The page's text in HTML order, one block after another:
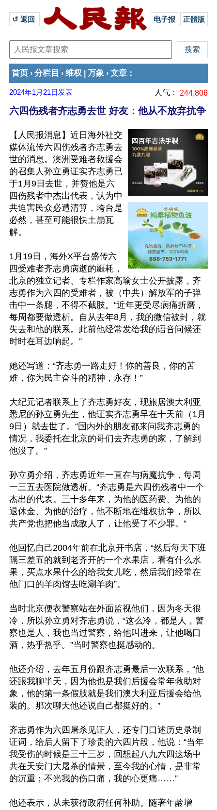
↺ 返回 电子报 正體版
首页 › 分栏目 › 维权 万象 › 文章 ：
2024年1月21日 发表 人气： 244,806
六四伤残者齐志勇去世 好友：他从不放弃抗争
【人民报消息】近日海外社交
媒体流传六四伤残者齐志勇去
世的消息。澳洲受难者救援会
的召集人孙立勇证实齐志勇已
于1月9日去世，并赞他是六
四伤残者中杰出代表，认为中
共迫害民众必遭清算，垮台是
必然，甚至可能很快土崩瓦
解。
1月19日，海外X平台盛传六
四受难者齐志勇病逝的噩耗，
北京的独立记者、专栏作家高瑜女士公开披露，齐
志勇作为六四的受难者，被（中共）解放军的子弹
击中一条腿，不得不截肢。“近年更受尽病痛折磨，
每周都要做透析。自从去年8月，我的微信被封，就
失去和他的联系。此前他经常发给我的语音问候还
时时在耳边响起。”
她还写道：“齐志勇一路走好！你的善良，你的苦
难，你为民主奋斗的精神，永存！”
大纪元记者联系上了齐志勇好友，现旅居澳大利亚
悉尼的孙立勇先生，他证实齐志勇早在十天前（1月
9日）就去世了。“国内外的朋友都来问我齐志勇的
情况，我委托在北京的哥们去齐志勇的家，了解到
他没了。”
孙立勇介绍，齐志勇近年一直在与病魔抗争，每周
一三五去医院做透析。“齐志勇是六四伤残者中一个
杰出的代表。三十多年来，为他的医药费、为他的
退休金、为他的治疗，他不断地在维权抗争，所以
共产党也把他当成敌人了，让他受了不少罪。”
他回忆自己2004年前在北京开书店，“然后每天下班
隔三差五的就到老齐开的一个水果店，看有什么水
果，买点水果什么的给我女儿吃，然后我们经常在
他门口的羊肉馆去吃涮羊肉”。
当时北京便衣警察站在外面监视他们，因为冬天很
冷，所以孙立勇对齐志勇说，“这么冷，都是人，警
察也是人，我也当过警察，给他叫进来，让他喝口
酒，热乎热乎。”当时警察也挺感动的。
他还介绍，去年五月份跟齐志勇最后一次联系，“他
还跟我聊半天，因为他也是我们后援会常年救助对
象，他的第一条假肢就是我们澳大利亚后援会给他
装的。那次聊天他还说自己都挺好的。”
齐志勇作为六四屠杀见证人，还专门口述历史录制
证词，给后人留下了珍贵的六四片段，他说：“当年
我受伤的时候是三十三岁，回想起八九六四这场中
共在天安门大屠杀的情景，至今我的心情，是非常
的沉重；不光我的伤口痛，我的心更痛……”
他还表示，从未获得政府任何补助。随著年龄增